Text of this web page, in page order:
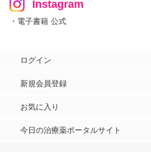
Instagram
・電子書籍 公式
ログイン
新規会員登録
お気に入り
今日の治療薬ポータルサイト